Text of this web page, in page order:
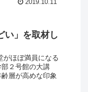
2019.10.11
い」を取材し
がほぼ満員になる
２号館の大講
層が高めな印象